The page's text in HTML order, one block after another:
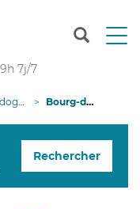
T
n
g
7j/7
Bourg-des-Maisons
Rechercher